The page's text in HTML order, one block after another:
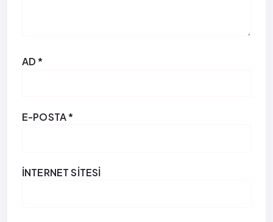
AD*
E-POSTA*
İNTERNET SITESI